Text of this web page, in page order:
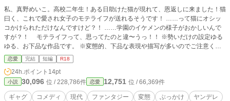
私、真野めいこ。高校二年生！ある日助けた猫が現れて、恩返しに来ました！猫
曰く、これで愛され女子のモテライフが送れるそうです！ ……って猫にオシッ
コかけられただけなんですけど？！ ……学園のイケメンの様子がおかしいんで
すが？！ モテライフって、思ってたのと違〜うっ！！ ※勢いだけの設定ゆる
ゆる、お下品な作品です。 ※変態的、下品な表現や描写が多いのでご注意くだ
さい。 ※R18★マークつけていますが、ついてなくても変態描写が入っている
事がありますのであしからず。 ※ムーンライトノベルズ様にも掲載していま
す。 ◆2022.3.19 番外編《完結》ー後編ー 更新
恋愛 完結 短編 R18
24h.ポイント 14pt
小説 30,096 位 / 228,786件 恋愛 12,751 位 / 66,369件
ギャグ コメディ 現代 ファンタジー 変態 ぶっかけ
ヤンデレ